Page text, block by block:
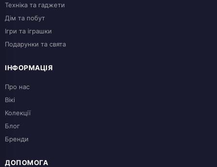
Техніка та гаджети
Дім та побут
Ігри та іграшки
Подарунки та свята
ІНФОРМАЦІЯ
Про нас
Вікі
Колекції
Блог
Бренди
ДОПОМОГА